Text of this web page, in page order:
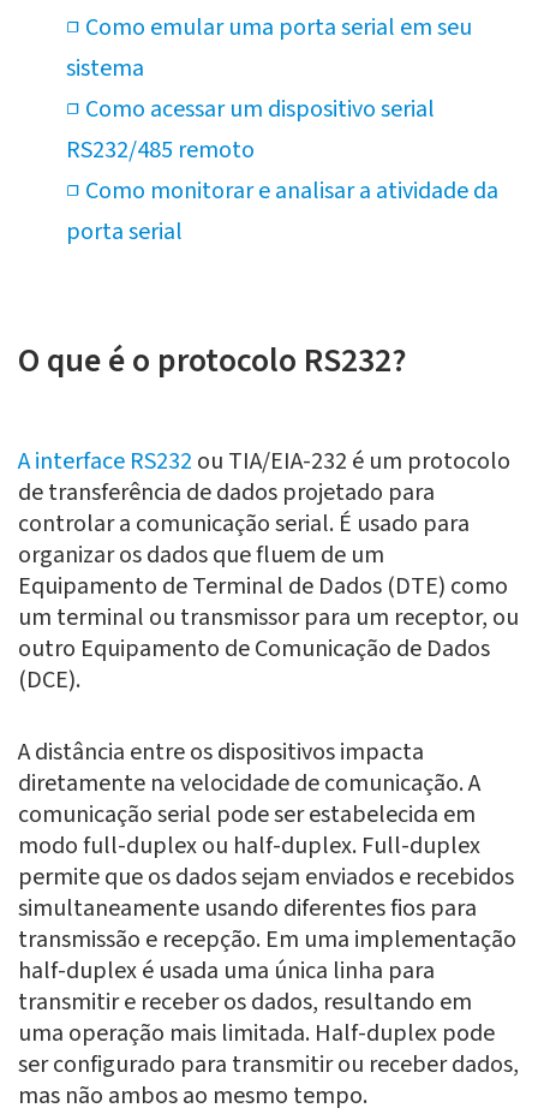
❒ Como emular uma porta serial em seu
sistema
❒ Como acessar um dispositivo serial
RS232/485 remoto
❒ Como monitorar e analisar a atividade da
porta serial
O que é o protocolo RS232?
A interface RS232 ou TIA/EIA-232 é um protocolo
de transferência de dados projetado para
controlar a comunicação serial. É usado para
organizar os dados que fluem de um
Equipamento de Terminal de Dados (DTE) como
um terminal ou transmissor para um receptor, ou
outro Equipamento de Comunicação de Dados
(DCE).
A distância entre os dispositivos impacta
diretamente na velocidade de comunicação. A
comunicação serial pode ser estabelecida em
modo full-duplex ou half-duplex. Full-duplex
permite que os dados sejam enviados e recebidos
simultaneamente usando diferentes fios para
transmissão e recepção. Em uma implementação
half-duplex é usada uma única linha para
transmitir e receber os dados, resultando em
uma operação mais limitada. Half-duplex pode
ser configurado para transmitir ou receber dados,
mas não ambos ao mesmo tempo.